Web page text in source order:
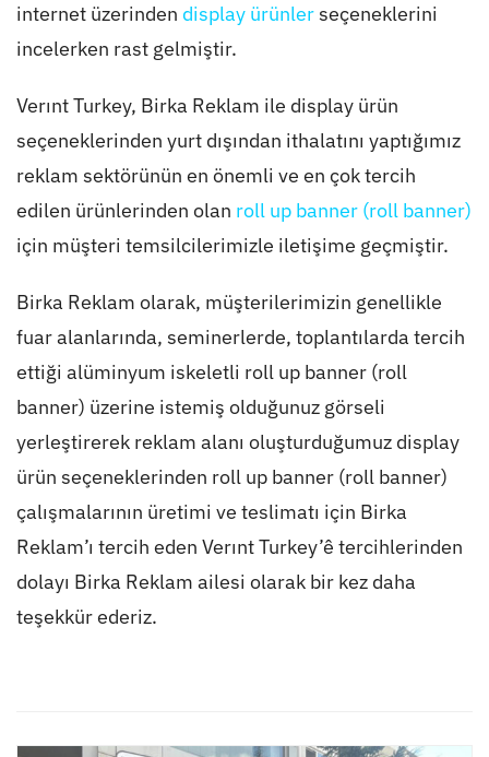
internet üzerinden display ürünlerseçeneklerini
incelerken rast gelmiştir.
Verınt Turkey, Birka Reklam ile display ürün
seçeneklerinden yurt dışından ithalatını yaptığımız
reklam sektörünün en önemli ve en çok tercih
edilen ürünlerinden olan roll up banner (roll banner)
için müşteri temsilcilerimizle iletişime geçmiştir.
Birka Reklam olarak, müşterilerimizin genellikle
fuar alanlarında, seminerlerde, toplantılarda tercih
ettiği alüminyum iskeletli roll up banner (roll
banner) üzerine istemiş olduğunuz görseli
yerleştirerek reklam alanı oluşturduğumuz display
ürün seçeneklerinden roll up banner (roll banner)
çalışmalarının üretimi ve teslimatı için Birka
Reklam’ı tercih eden Verınt Turkey’ê tercihlerinden
dolayı Birka Reklam ailesi olarak bir kez daha
teşekkür ederiz.